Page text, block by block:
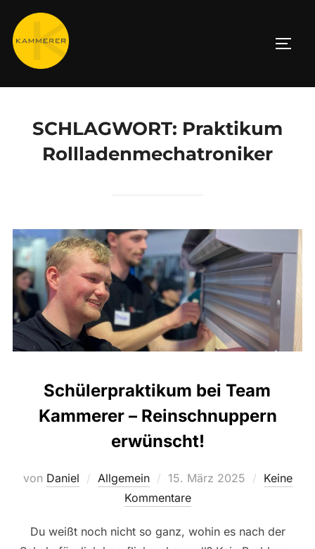
Inhalt
springen
SCHLAGWORT: Praktikum
Rollladenmechatroniker
Schülerpraktikum bei Team
Kammerer – Reinschnuppern
erwünscht!
von Daniel Allgemein
Veröffentlicht
am
15. März 2025
Keine
Kommentare
Du weißt noch nicht so ganz, wohin es nach der